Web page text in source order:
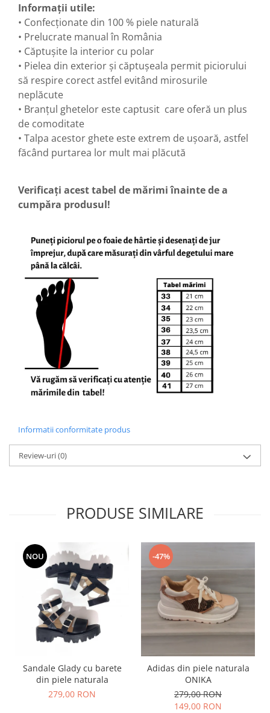
Informații utile:
• Confecționate din 100 % piele naturală
• Prelucrate manual în România
• Căptușite la interior cu polar
• Pielea din exterior și căptușeala permit piciorului
să respire corect astfel evitând mirosurile
neplăcute
• Branțul ghetelor este captusit care oferă un plus
de comoditate
• Talpa acestor ghete este extrem de ușoară, astfel
făcând purtarea lor mult mai plăcută
Verificați acest tabel de mărimi înainte de a
cumpăra produsul!
Informatii conformitate produs
Review-uri(0)
PRODUSE SIMILARE
NOU
Sandale Glady cu barete
din piele naturala
279,00 RON
-47%
Adidas din piele naturala
ONIKA
279,00 RON
149,00 RON